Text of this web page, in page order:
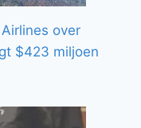
over
​​$423 miljoen